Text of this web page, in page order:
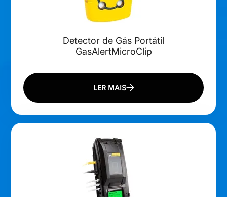
Detector de Gás Portátil
GasAlertMicroClip
LER MAIS